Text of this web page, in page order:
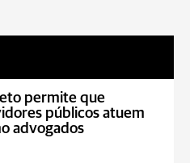
permite que
públicos atuem
advogados